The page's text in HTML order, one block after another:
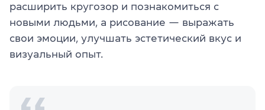
расширить кругозор и познакомиться с
новыми людьми, а рисование — выражать
свои эмоции, улучшать эстетический вкус и
визуальный опыт.